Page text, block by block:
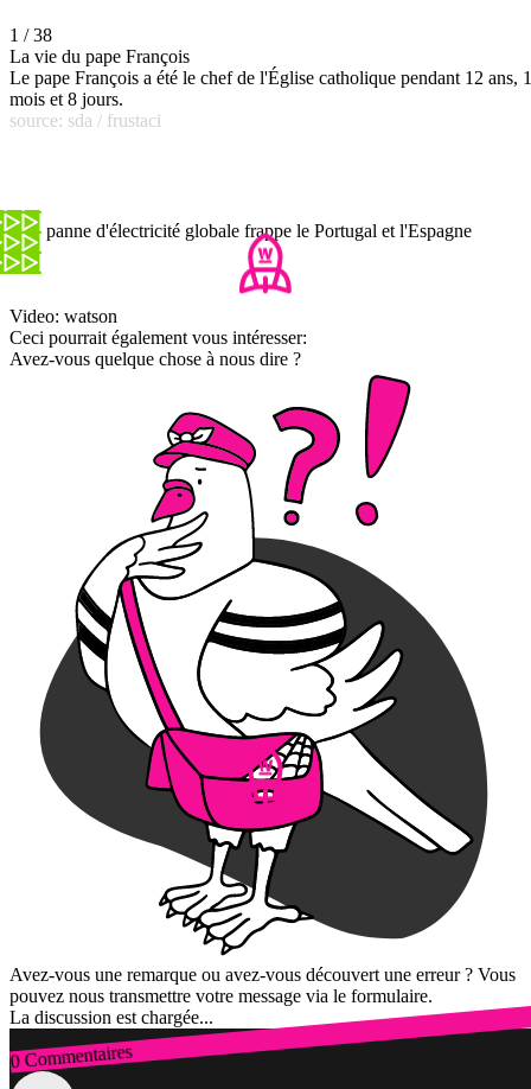
1 / 38
La vie du pape François
Le pape François a été le chef de l'Église catholique pendant 12 ans, 1
mois et 8 jours.
source: sda / frustaci
Une panne d'électricité globale frappe le Portugal et l'Espagne
Video: watson
Ceci pourrait également vous intéresser:
Avez-vous quelque chose à nous dire ?
Avez-vous une remarque ou avez-vous découvert une erreur ? Vous
pouvez nous transmettre votre message via le formulaire.
La discussion est chargée...
0 Commentaires
Connexion